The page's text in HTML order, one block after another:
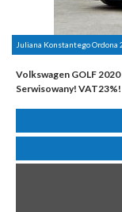
Juliana Konstantego Ordona
Volkswagen GOLF
Serwisowany!